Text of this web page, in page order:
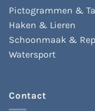
Pictogrammen &
Haken & Lieren
Schoonmaak &
Watersport
Contact